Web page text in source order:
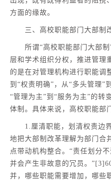
方面的缘故。
三、高校职能部门大部制
所谓“高校职能部门大部制”
层和学术组织分权，推进管理
的是在对管理机构进行职能调
到“权责明确”，从“多头管理”
“管理为主”到“服务为主”的转
体制。具体来说，高校职能部
1.厘清职能，划清权责边界
地把大部制改革理解为部门合
点带动机构整合。“责任划分
并会产生非故意的冗员。
并，哪些职能需要增加，哪些